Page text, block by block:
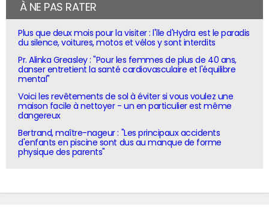
À NE PAS RATER
Plus que deux mois pour la visiter : l'île d'Hydra est le paradis
du silence, voitures, motos et vélos y sont interdits
Pr. Alinka Greasley : "Pour les femmes de plus de 40 ans,
danser entretient la santé cardiovasculaire et l'équilibre
mental"
Voici les revêtements de sol à éviter si vous voulez une
maison facile à nettoyer - un en particulier est même
dangereux
Bertrand, maître-nageur : "Les principaux accidents
d'enfants en piscine sont dus au manque de forme
physique des parents"